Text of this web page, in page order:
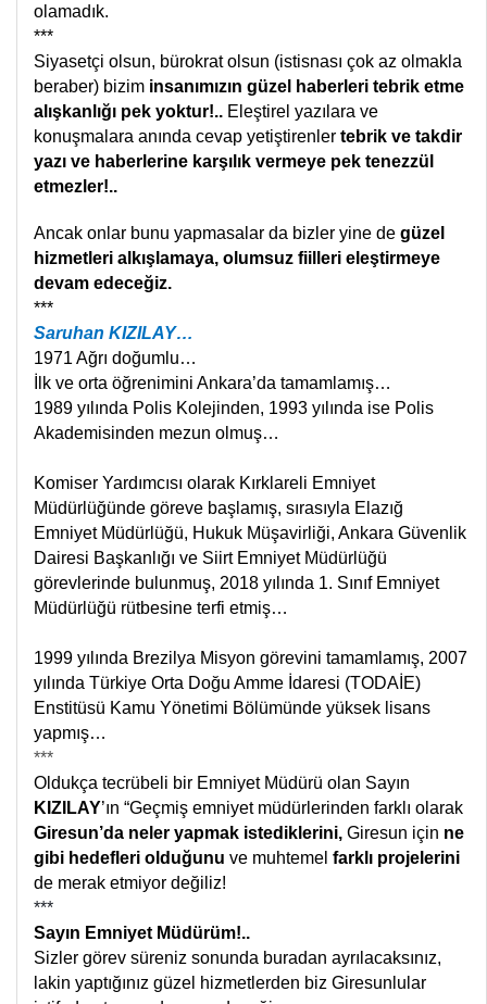
olamadık.
***
Siyasetçi olsun, bürokrat olsun (istisnası çok az olmakla
beraber) bizim insanımızın güzel haberleri tebrik etme
alışkanlığı pek yoktur!.. Eleştirel yazılara ve
konuşmalara anında cevap yetiştirenler tebrik ve takdir
yazı ve haberlerine karşılık vermeye pek tenezzül
etmezler!..
Ancak onlar bunu yapmasalar da bizler yine de güzel
hizmetleri alkışlamaya, olumsuz fiilleri eleştirmeye
devam edeceğiz.
***
Saruhan KIZILAY…
1971 Ağrı doğumlu…
İlk ve orta öğrenimini Ankara’da tamamlamış…
1989 yılında Polis Kolejinden, 1993 yılında ise Polis
Akademisinden mezun olmuş…
Komiser Yardımcısı olarak Kırklareli Emniyet
Müdürlüğünde göreve başlamış, sırasıyla Elazığ
Emniyet Müdürlüğü, Hukuk Müşavirliği, Ankara Güvenlik
Dairesi Başkanlığı ve Siirt Emniyet Müdürlüğü
görevlerinde bulunmuş, 2018 yılında 1. Sınıf Emniyet
Müdürlüğü rütbesine terfi etmiş…
1999 yılında Brezilya Misyon görevini tamamlamış, 2007
yılında Türkiye Orta Doğu Amme İdaresi (TODAİE)
Enstitüsü Kamu Yönetimi Bölümünde yüksek lisans
yapmış…
***
Oldukça tecrübeli bir Emniyet Müdürü olan Sayın
KIZILAY’ın “Geçmiş emniyet müdürlerinden farklı olarak
Giresun’da neler yapmak istediklerini, Giresun için ne
gibi hedefleri olduğunu ve muhtemel farklı projelerini
de merak etmiyor değiliz!
***
Sayın Emniyet Müdürüm!..
Sizler görev süreniz sonunda buradan ayrılacaksınız,
lakin yaptığınız güzel hizmetlerden biz Giresunlular